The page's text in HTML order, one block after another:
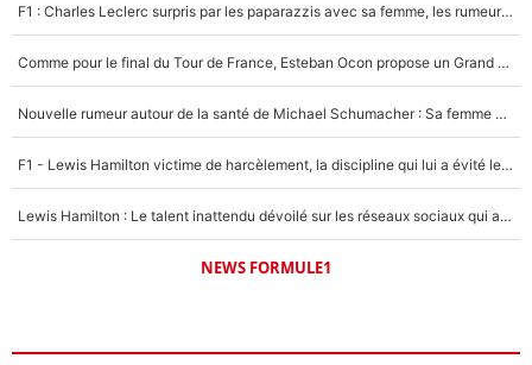
F1 : Charles Leclerc surpris par les paparazzis avec sa femme, les rumeurs étaient vraies !
Comme pour le final du Tour de France, Esteban Ocon propose un Grand Prix de Formule 1 à Paris : «Autour de l’Arc de Triomphe, ce serait génial» !
Nouvelle rumeur autour de la santé de Michael Schumacher : Sa femme Corinna sort du silence
F1 - Lewis Hamilton victime de harcèlement, la discipline qui lui a évité le pire : «J'aurais probablement mal tourné»
Lewis Hamilton : Le talent inattendu dévoilé sur les réseaux sociaux qui a impressionné Kim Kardashian pendant leurs vacances en amoureux !
NEWS FORMULE1